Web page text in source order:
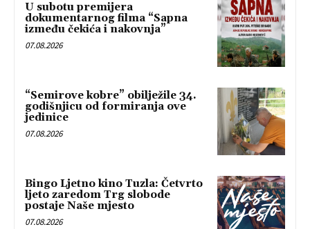
U subotu premijera
dokumentarnog filma “Sapna
između čekića i nakovnja”
07.08.2026
“Semirove kobre” obilježile 34.
godišnjicu od formiranja ove
jedinice
07.08.2026
Bingo Ljetno kino Tuzla: Četvrto
ljeto zaredom Trg slobode
postaje Naše mjesto
07.08.2026